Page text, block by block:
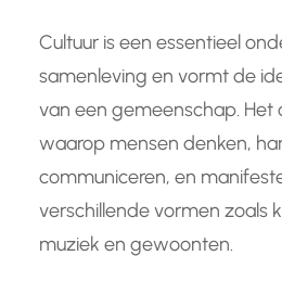
Cultuur is een essentieel
samenleving en vormt de
van een gemeenschap.
waarop mensen denken,
communiceren, en
verschillende vormen zoals
muziek en gewoonten.